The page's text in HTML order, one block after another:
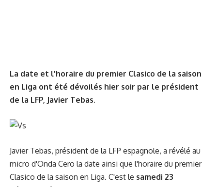
La date et l'horaire du premier Clasico de la saison
en Liga ont été dévoilés hier soir par le président
de la LFP, Javier Tebas.
Javier Tebas, président de la LFP espagnole, a révélé au
micro d'Onda Cero la date ainsi que l'horaire du premier
Clasico de la saison en Liga. C'est le samedi 23